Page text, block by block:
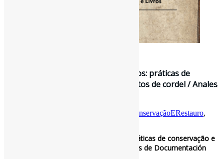
Tradição, cultura e história em versos: práticas de
conservação e preservação em livretos de cordel / Anales
ConservaçãoERestauro,
Tradição, cultura e história em versos: práticas de conservação e
preservação em livretos de cordel / Anales de Documentación